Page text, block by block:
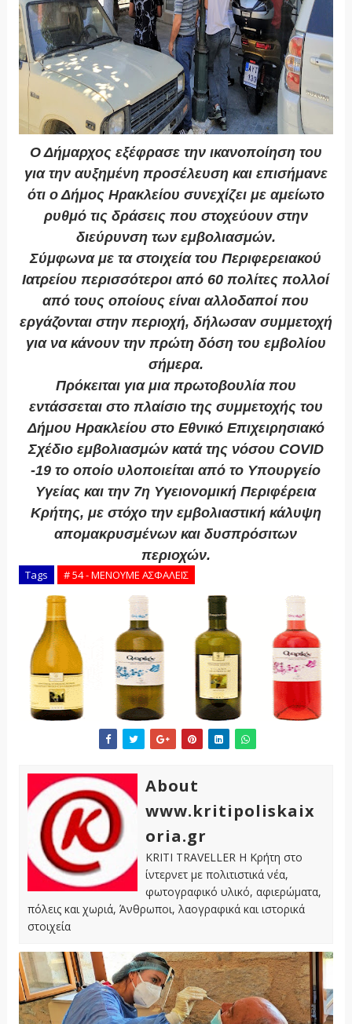
Ο Δήμαρχος εξέφρασε την ικανοποίηση του
για την αυξημένη προσέλευση και επισήμανε
ότι ο Δήμος Ηρακλείου συνεχίζει με αμείωτο
ρυθμό τις δράσεις που στοχεύουν στην
διεύρυνση των εμβολιασμών.
Σύμφωνα με τα στοιχεία του Περιφερειακού
Ιατρείου περισσότεροι από 60 πολίτες πολλοί
από τους οποίους είναι αλλοδαποί που
εργάζονται στην περιοχή, δήλωσαν συμμετοχή
για να κάνουν την πρώτη δόση του εμβολίου
σήμερα.
Πρόκειται για μια πρωτοβουλία που
εντάσσεται στο πλαίσιο της συμμετοχής του
Δήμου Ηρακλείου στο Εθνικό Επιχειρησιακό
Σχέδιο εμβολιασμών κατά της νόσου COVID
-19 το οποίο υλοποιείται από το Υπουργείο
Υγείας και την 7η Υγειονομική Περιφέρεια
Κρήτης, με στόχο την εμβολιαστική κάλυψη
απομακρυσμένων και δυσπρόσιτων
περιοχών.
Tags # 54 - ΜΕΝΟΥΜΕ ΑΣΦΑΛΕΙΣ
About
www.kritipoliskaix
oria.gr
KRITI TRAVELLER Η Κρήτη στο
ίντερνετ με πολιτιστικά νέα,
φωτογραφικό υλικό, αφιερώματα,
πόλεις και χωριά, Άνθρωποι, λαογραφικά και ιστορικά
στοιχεία